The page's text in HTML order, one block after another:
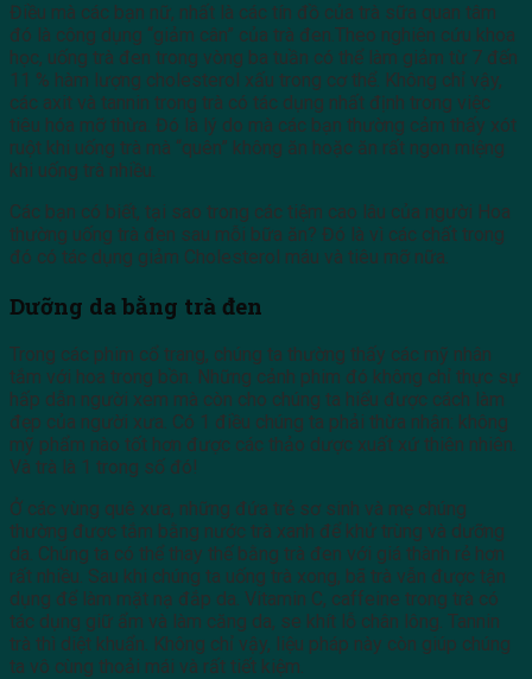
Điều mà các bạn nữ, nhất là các tín đồ của trà sữa quan tâm
đó là công dụng “giảm cân” của trà đen.Theo nghiên cứu khoa
học, uống trà đen trong vòng ba tuần có thể làm giảm từ 7 đến
11 % hàm lượng cholesterol xấu trong cơ thể. Không chỉ vậy,
các axit và tannin trong trà có tác dụng nhất định trong việc
tiêu hóa mỡ thừa. Đó là lý do mà các bạn thường cảm thấy xót
ruột khi uống trà mà “quên” không ăn hoặc ăn rất ngon miệng
khi uống trà nhiều.
Các bạn có biết, tại sao trong các tiệm cao lâu của người Hoa
thường uống trà đen sau mỗi bữa ăn? Đó là vì các chất trong
đó có tác dụng giảm Cholesterol máu và tiêu mỡ nữa.
Dưỡng da bằng trà đen
Trong các phim cổ trang, chúng ta thường thấy các mỹ nhân
tắm với hoa trong bồn. Những cảnh phim đó không chỉ thực sự
hấp dẫn người xem mà còn cho chúng ta hiểu được cách làm
đẹp của người xưa. Có 1 điều chúng ta phải thừa nhận: không
mỹ phẩm nào tốt hơn được các thảo dược xuất xứ thiên nhiên.
Và trà là 1 trong số đó!
Ở các vùng quê xưa, những đứa trẻ sơ sinh và mẹ chúng
thường được tắm bằng nước trà xanh để khử trùng và dưỡng
da. Chúng ta có thể thay thế bằng trà đen với giá thành rẻ hơn
rất nhiều. Sau khi chúng ta uống trà xong, bã trà vẫn được tận
dụng để làm mặt nạ đắp da. Vitamin C, caffeine trong trà có
tác dụng giữ ẩm và làm căng da, se khít lỗ chân lông. Tannin
trà thì diệt khuẩn. Không chỉ vậy, liệu pháp này còn giúp chúng
ta vô cùng thoải mái và rất tiết kiệm.